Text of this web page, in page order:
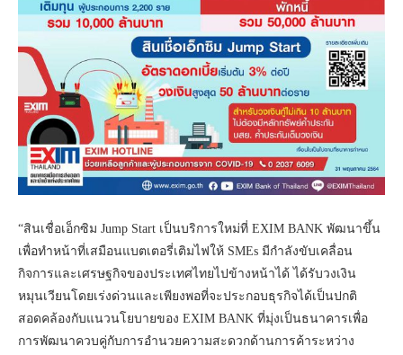
“สินเชื่อเอ็กซิม Jump Start เป็นบริการใหม่ที่ EXIM BANK พัฒนาขึ้น
เพื่อทำหน้าที่เสมือนแบตเตอรี่เติมไฟให้ SMEs มีกำลังขับเคลื่อน
กิจการและเศรษฐกิจของประเทศไทยไปข้างหน้าได้ ได้รับวงเงิน
หมุนเวียนโดยเร่งด่วนและเพียงพอที่จะประกอบธุรกิจได้เป็นปกติ
สอดคล้องกับแนวนโยบายของ EXIM BANK ที่มุ่งเป็นธนาคารเพื่อ
การพัฒนาควบคู่กับการอำนวยความสะดวกด้านการค้าระหว่าง